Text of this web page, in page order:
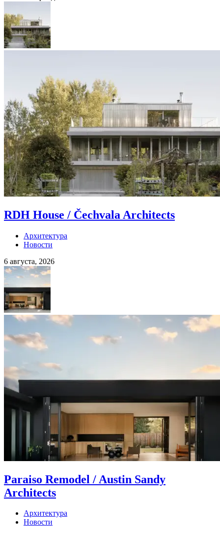
RDH House / Čechvala Architects
Архитектура
Новости
6 августа, 2026
Paraiso Remodel / Austin Sandy
Architects
Архитектура
Новости